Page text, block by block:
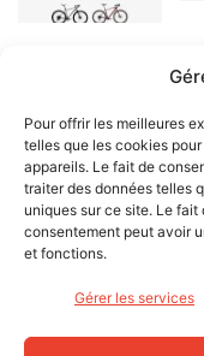
Pour offrir les meilleures
telles que les cookies
appareils. Le fait de
traiter des données telles
uniques sur ce site. Le
consentement peut avoir
et fonctions.
Gérer les services
1
Pierre 29
Bonjour à
gravel….très
article
Répondre